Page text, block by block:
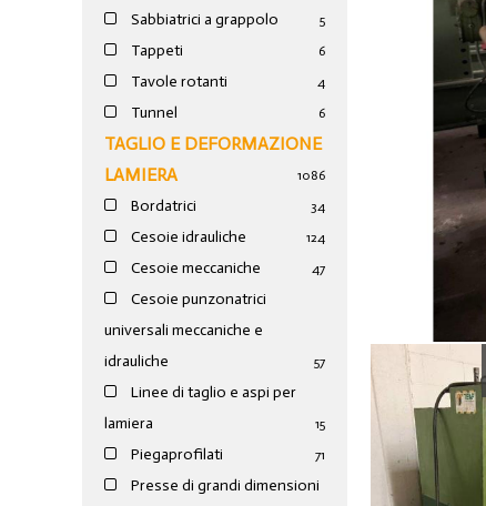
Sabbiatrici a grappolo 5
Tappeti 6
Tavole rotanti 4
Tunnel 6
TAGLIO E DEFORMAZIONE
LAMIERA
1086
Bordatrici 34
Cesoie idrauliche 124
Cesoie meccaniche 47
Cesoie punzonatrici
universali meccaniche e
idrauliche
57
Linee di taglio e aspi per
lamiera
15
Piegaprofilati 71
Presse di grandi dimensioni